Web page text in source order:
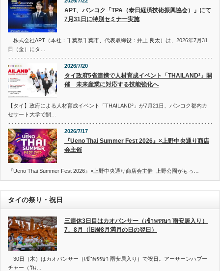
APT、バンコク「TPA（泰日経済技術振興協会）」にて
7月31日に特別セミナー実施
株式会社APT（本社：千葉県千葉市、代表取締役：井上 良太）は、2026年7月31
日（金）にタ…
2026/7/20
タイ政府5省連携で人材育成イベント「THAILAND²」開
催 未来産業に対応する技能強化へ
【タイ】政府による人材育成イベント「THAILAND²」が7月21日、バンコク都内カ
セサート大学で開…
2026/7/17
『Ueno Thai Summer Fest 2026』×上野中央通り商店
会主催
『Ueno Thai Summer Fest 2026』×上野中央通り商店会主催 上野公園がもっ…
タイの祭り・祝日
三連休3日目はカオパンサー（เข้าพรรษา 雨安居入り）
7、8月（旧暦8月満月の日の翌日）
30日（木）はカオパンサー（เข้าพรรษา 雨安居入り）で祝日。アーサーンハブー
チャー（วัน…